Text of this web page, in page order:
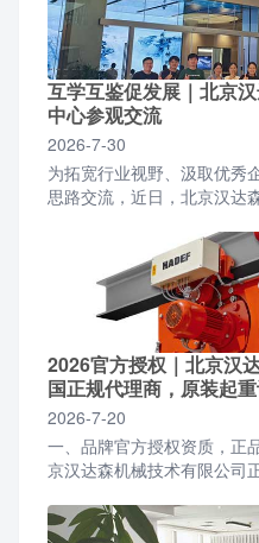
互学互鉴促发展｜北京
中心参观交流
2026-7-30
为拓宽行业视野、汲取优秀
思路交流，近日，北京汉达
2026官方授权｜北京汉
国正规代理商，原装起
2026-7-20
一、品牌官方授权资质，正
京汉达森机械技术有限公司